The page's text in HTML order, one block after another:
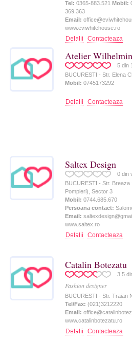
Tel: 0365-883.521 Mobil:
369.363
Email:
www.eviwhitehouse.ro
Contacteaza
Atelier
5din 1
BUCURESTI - Str. Elena
Mobil: 0745173292
Contacteaza
Saltex Design
0din
BUCURESTI - Str. Breaza
Pompieri), Sector 3
Mobil: 0744.685.670
Persoana contact:
Email:
www.saltex.ro
Contacteaza
Catalin Botezatu
3.5
Fashion designer
BUCURESTI - Str. Traian
Tel/Fax: (021)3212220
Email:
www.catalinbotezatu.ro
Contacteaza